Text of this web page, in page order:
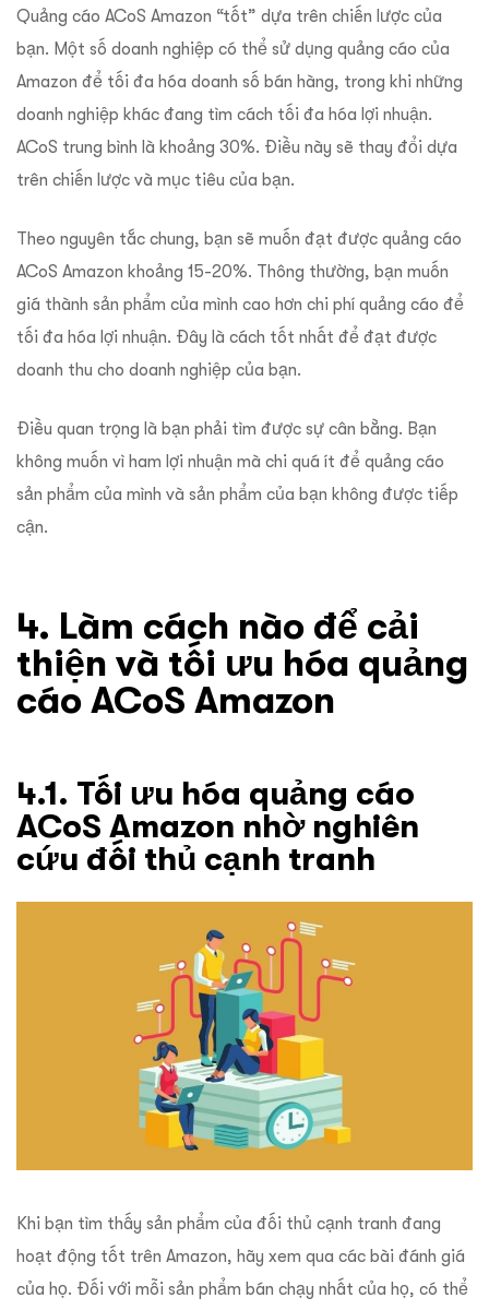
Quảng cáo ACoS Amazon “tốt” dựa trên chiến lược của
bạn. Một số doanh nghiệp có thể sử dụng quảng cáo của
Amazon để tối đa hóa doanh số bán hàng, trong khi những
doanh nghiệp khác đang tìm cách tối đa hóa lợi nhuận.
ACoS trung bình là khoảng 30%. Điều này sẽ thay đổi dựa
trên chiến lược và mục tiêu của bạn.
Theo nguyên tắc chung, bạn sẽ muốn đạt được quảng cáo
ACoS Amazon khoảng 15-20%. Thông thường, bạn muốn
giá thành sản phẩm của mình cao hơn chi phí quảng cáo để
tối đa hóa lợi nhuận. Đây là cách tốt nhất để đạt được
doanh thu cho doanh nghiệp của bạn.
Điều quan trọng là bạn phải tìm được sự cân bằng. Bạn
không muốn vì ham lợi nhuận mà chi quá ít để quảng cáo
sản phẩm của mình và sản phẩm của bạn không được tiếp
cận.
4. Làm cách nào để cải
thiện và tối ưu hóa quảng
cáo ACoS Amazon
4.1. Tối ưu hóa quảng cáo
ACoS Amazon nhờ nghiên
cứu đối thủ cạnh tranh
Khi bạn tìm thấy sản phẩm của đối thủ cạnh tranh đang
hoạt động tốt trên Amazon, hãy xem qua các bài đánh giá
của họ. Đối với mỗi sản phẩm bán chạy nhất của họ, có thể